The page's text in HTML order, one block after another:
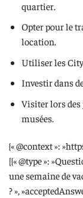
quartier.
Opter pour le
location.
Utiliser les
Investir dans
Visiter lors
musées.
{« @context »:
[{« @type »:
une semaine de
? »,